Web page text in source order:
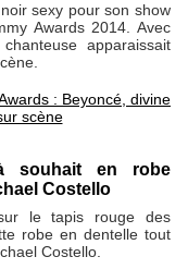
sexy pour son show
Awards 2014. Avec
apparaissait
: Beyoncé, divine
scène
souhait en robe
Costello
le tapis rouge des
robe en dentelle tout
Costello.